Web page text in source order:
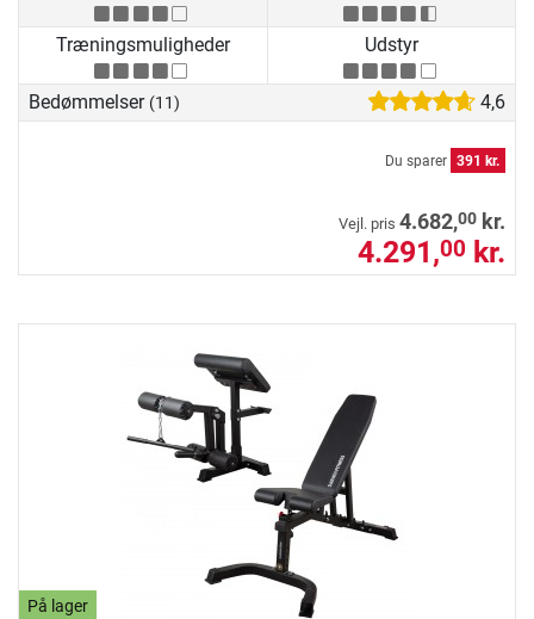
Træningsmuligheder Udstyr
Bedømmelser (11) 4,6
Du sparer 391 kr.
Vejl. pris 4.682,00 kr.
4.291,00 kr.
På lager